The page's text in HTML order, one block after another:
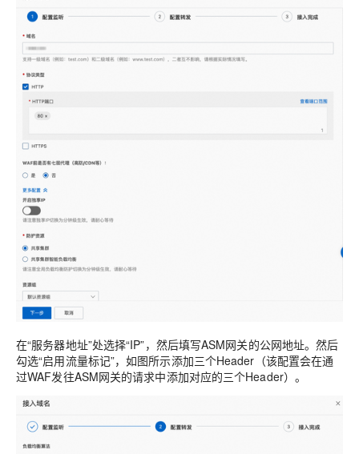
在“服务器地址”处选择“IP”，然后填写ASM网关的公网地址。然后
勾选“启用流量标记”，如图所示添加三个Header（该配置会在通
过WAF发往ASM网关的请求中添加对应的三个Header）。